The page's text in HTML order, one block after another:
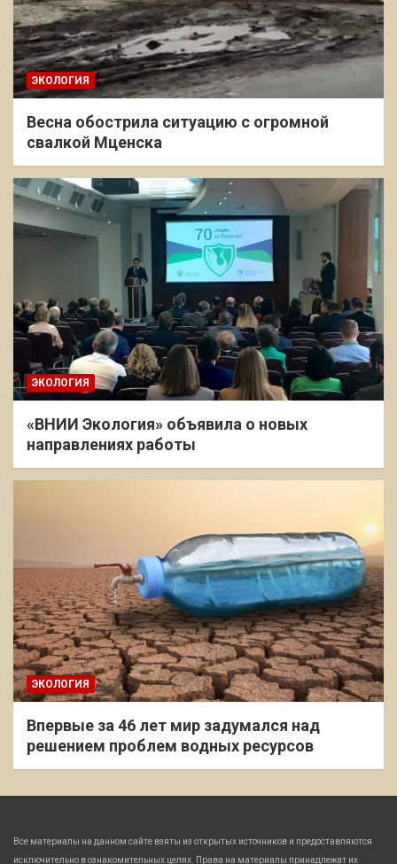
ЭКОЛОГИЯ
Весна обострила ситуацию с огромной
свалкой Мценска
ЭКОЛОГИЯ
«ВНИИ Экология» объявила о новых
направлениях работы
ЭКОЛОГИЯ
Впервые за 46 лет мир задумался над
решением проблем водных ресурсов
Все материалы на данном сайте взяты из открытых источников и предоставляются
исключительно в ознакомительных целях. Права на материалы принадлежат их